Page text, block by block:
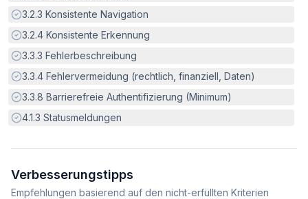
Erfüllt:
3.2.3 Konsistente Navigation
Erfüllt:
3.2.4 Konsistente Erkennung
Erfüllt:
3.3.3 Fehlerbeschreibung
Erfüllt:
3.3.4 Fehlervermeidung (rechtlich, finanziell, Daten)
Erfüllt:
3.3.8 Barrierefreie Authentifizierung (Minimum)
Erfüllt:
4.1.3 Statusmeldungen
Verbesserungstipps
Empfehlungen basierend auf den nicht-erfüllten Kriterien